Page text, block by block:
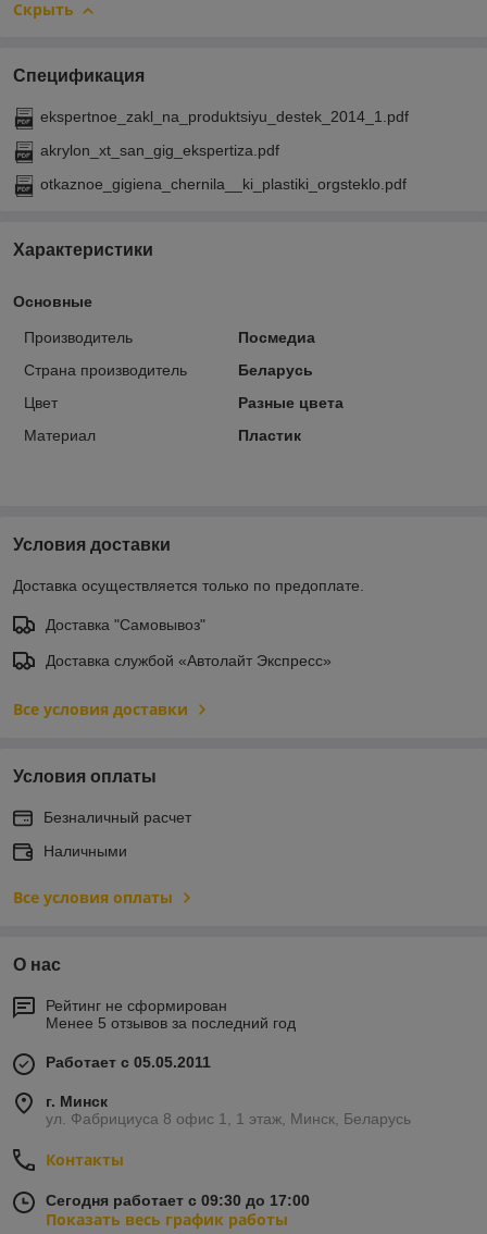
Скрыть
Спецификация
ekspertnoe_zakl_na_produktsiyu_destek_2014_1.pdf
akrylon_xt_san_gig_ekspertiza.pdf
otkaznoe_gigiena_chernila__ki_plastiki_orgsteklo.pdf
Характеристики
Основные
Производитель
Посмедиа
Страна производитель
Беларусь
Цвет
Разные цвета
Материал
Пластик
Условия доставки
Доставка осуществляется только по предоплате.
Доставка "Самовывоз"
Доставка службой «Автолайт Экспресс»
Все условия доставки
Условия оплаты
Безналичный расчет
Наличными
Все условия оплаты
О нас
Рейтинг не сформирован
Менее 5 отзывов за последний год
Работает с 05.05.2011
г. Минск
ул. Фабрициуса 8 офис 1, 1 этаж, Минск, Беларусь
Контакты
Сегодня работает с 09:30 до 17:00
Показать весь график работы